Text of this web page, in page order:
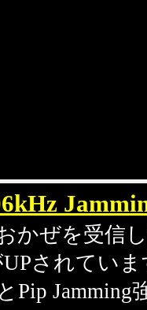
かぜを受信
UPされていま
Pip Jamming